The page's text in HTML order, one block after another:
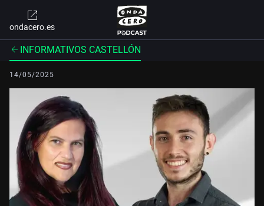
ondacero.es
INFORMATIVOS CASTELLÓN
14/05/2025